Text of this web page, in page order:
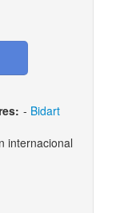
- Bidart
internacional